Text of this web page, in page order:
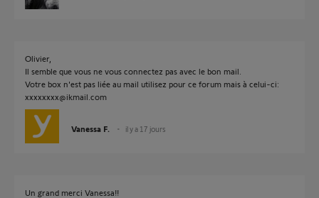
Olivier,
Il semble que vous ne vous connectez pas avec le bon mail.
Votre box n'est pas liée au mail utilisez pour ce forum mais à celui-ci:
xxxxxxxx@ikmail.com
Vanessa F. il y a 17 jours
Un grand merci Vanessa!!